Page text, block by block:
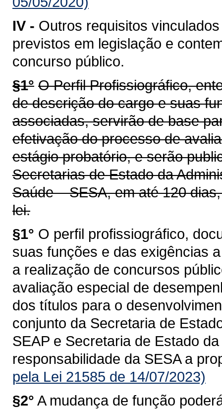
IV - Outros requisitos
previstos em legislação e
concurso público.
§1° O Perfil Profissiográfico,
de descrição do cargo e suas
associadas, servirão de base
efetivação do processo de
estágio probatório, e serão
Secretarias de Estado da
Saúde – SESA, em até 120
lei.
§1° O perfil profissiográfico,
suas funções e das exigências
a realização de concursos
avaliação especial de
dos títulos para o
conjunto da Secretaria de
SEAP e Secretaria de Estado
responsabilidade da SESA a
pela Lei 21585 de 14/07/2023)
§2° A mudança de função